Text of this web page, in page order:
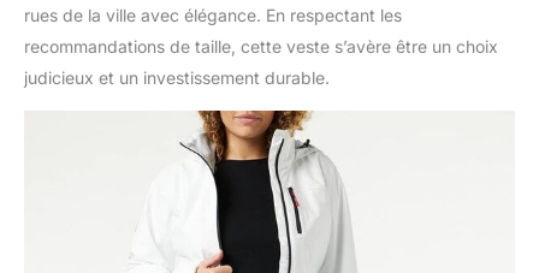
rues de la ville avec élégance. En respectant les
recommandations de taille, cette veste s’avère être un choix
judicieux et un investissement durable.